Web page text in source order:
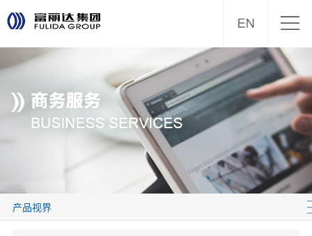
产品视界